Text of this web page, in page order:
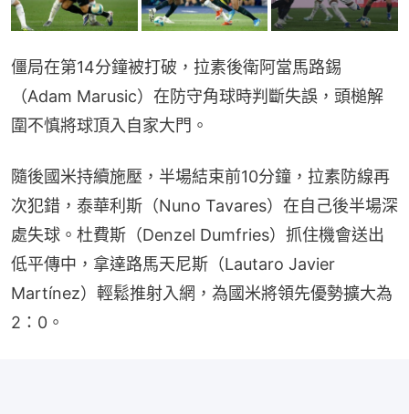
僵局在第14分鐘被打破，拉素後衛阿當馬路錫
（Adam Marusic）在防守角球時判斷失誤，頭槌解
圍不慎將球頂入自家大門。
隨後國米持續施壓，半場結束前10分鐘，拉素防線再
次犯錯，泰華利斯（Nuno Tavares）在自己後半場深
處失球。杜費斯（Denzel Dumfries）抓住機會送出
低平傳中，拿達路馬天尼斯（Lautaro Javier
Martínez）輕鬆推射入網，為國米將領先優勢擴大為
2：0。